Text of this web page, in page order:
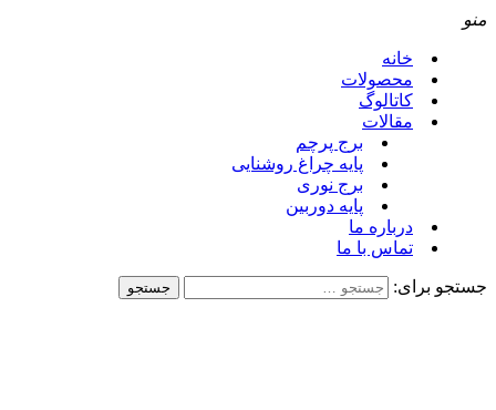
خانه
محصولات
کاتالوگ
مقالات
برج پرچم
پایه چراغ روشنایی
برج نوری
پایه دوربین
درباره ما
تماس با ما
برای: